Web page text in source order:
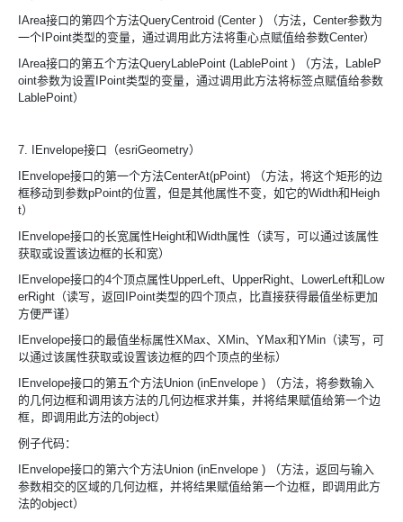
IArea接口的第四个方法QueryCentroid (Center ) （方法，Center参数为
一个IPoint类型的变量，通过调用此方法将重心点赋值给参数Center）
IArea接口的第五个方法QueryLablePoint (LablePoint ) （方法，LableP
oint参数为设置IPoint类型的变量，通过调用此方法将标签点赋值给参数
LablePoint）
7. IEnvelope接口（esriGeometry）
IEnvelope接口的第一个方法CenterAt(pPoint) （方法，将这个矩形的边
框移动到参数pPoint的位置，但是其他属性不变，如它的Width和Heigh
t）
IEnvelope接口的长宽属性Height和Width属性（读写，可以通过该属性
获取或设置该边框的长和宽）
IEnvelope接口的4个顶点属性UpperLeft、UpperRight、LowerLeft和Low
erRight（读写，返回IPoint类型的四个顶点，比直接获得最值坐标更加
方便严谨）
IEnvelope接口的最值坐标属性XMax、XMin、YMax和YMin（读写，可
以通过该属性获取或设置该边框的四个顶点的坐标）
IEnvelope接口的第五个方法Union (inEnvelope ) （方法，将参数输入
的几何边框和调用该方法的几何边框求并集，并将结果赋值给第一个边
框，即调用此方法的object）
例子代码：
IEnvelope接口的第六个方法Union (inEnvelope ) （方法，返回与输入
参数相交的区域的几何边框，并将结果赋值给第一个边框，即调用此方
法的object）